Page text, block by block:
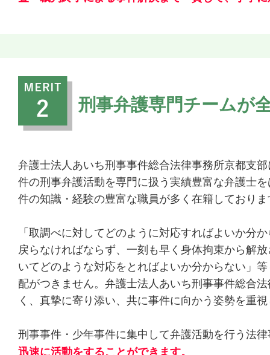
刑事弁護専門チームが
弁護士法人あいち刑事事件総合法律事務所京都支
件の刑事弁護活動を専門に扱う実績豊富な弁護士
件の知識・経験の豊富な職員が多く在籍しており
「取調べに対してどのように対応すればよいか分
戻らなければならず、一刻も早く身体拘束から解
いてどのような対応をとればよいか分からない」
配がつきません。弁護士法人あいち刑事事件総合
く、真摯に寄り添い、共に事件に向かう姿勢を重
刑事事件・少年事件に集中して弁護活動を行う法
迅速に活動をすることができます。